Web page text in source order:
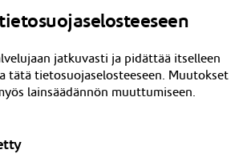
jatkuvasti ja pidättää itselleen
tätä tietosuojaselosteeseen. Muutokset
lainsäädännön muuttumiseen.